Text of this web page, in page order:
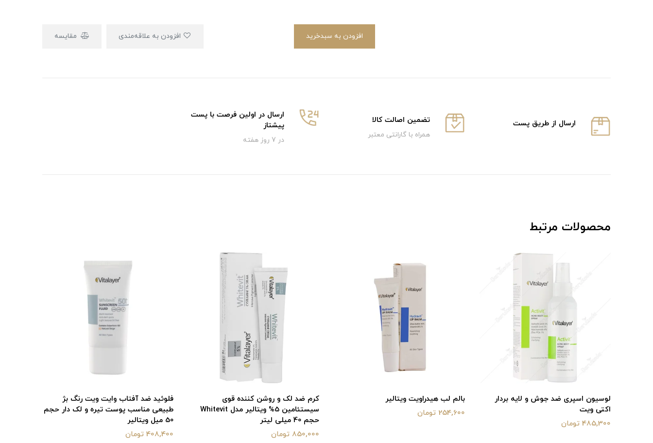
افزودن به سبدخرید مقایسه
ارسال از طریق پست تضمین اصالت کالا
همراه با گارانتی معتبر
ارسال در اولین فرصت با پست
پیشتاز
در 7 روز هفته
محصولات مرتبط
لوسیون اسپری ضد جوش و لایه بردار
اکتی ویت
485,300 تومان
بالم لب هیدراویت ویتالیر
254,600 تومان
کرم ضد لک و روشن کننده قوی
سیستئامین 5% ویتالیر مدل Whitevit
حجم 40 میلی لیتر
850,000 تومان
فلوئید ضد آفتاب وایت ویت رنگ بژ
طبیعی مناسب پوست تیره و لک دار حجم
50 میل ویتالیر
408,400 تومان